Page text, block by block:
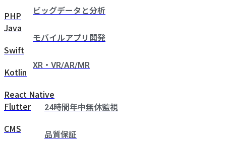
PHP
Java
Swift
Kotlin
React Native
Flutter
CMS
ビッグデータと分析
モバイルアプリ開発
XR・VR/AR/MR
24時間年中無休監視
品質保証